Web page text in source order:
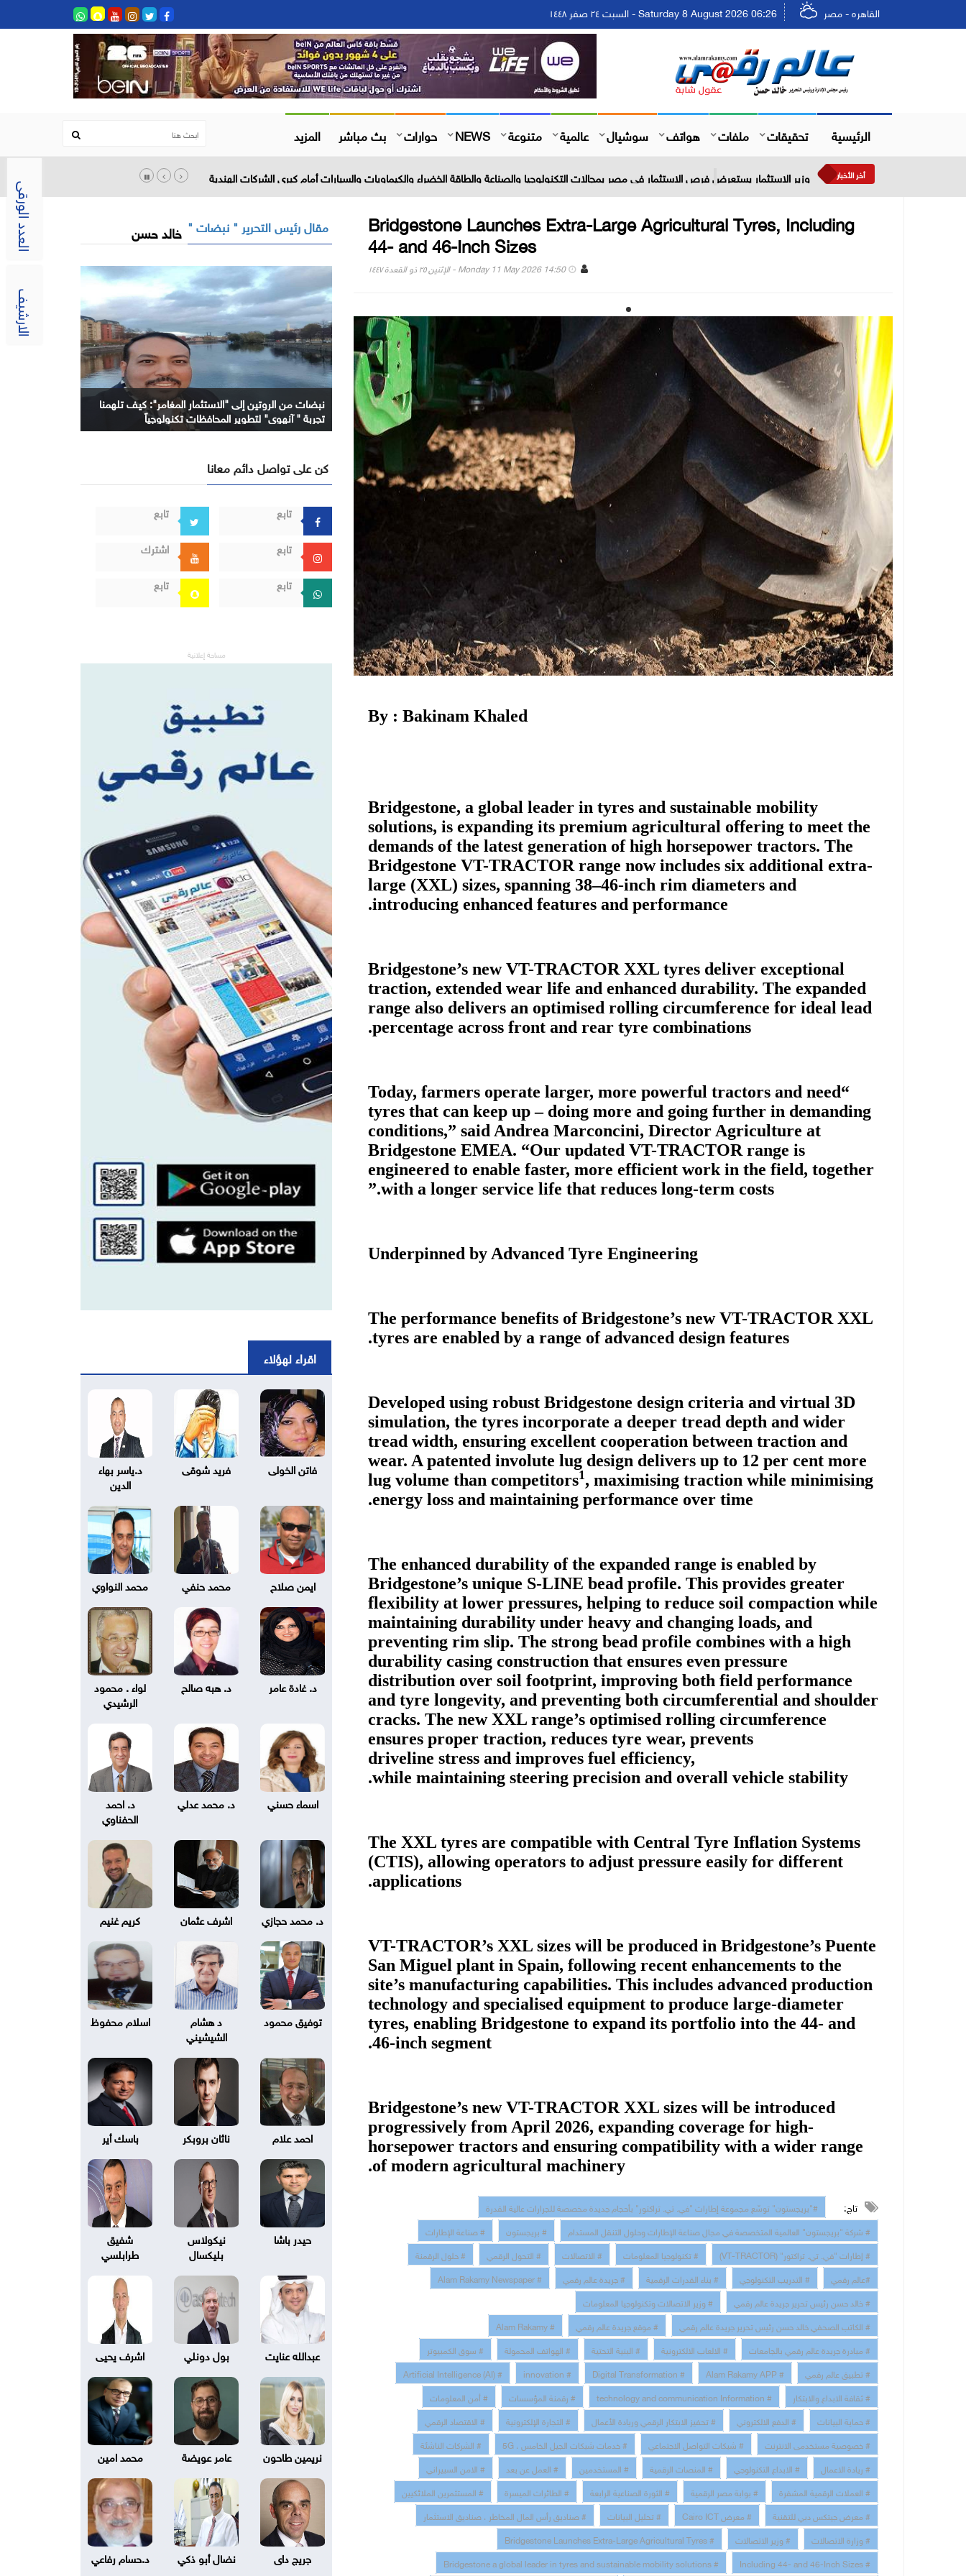
العدد الورقى
الارشيف
القاهره - مصر Saturday 8 August 2026 06:26 - السبت ٢٤ صفر ١٤٤٨
الرئيسية تحقيقات ملفات هواتف سوشيال عالمية متنوعة NEWS حوارات بث مباشر المزيد
أخر الأخبار وزير الاستثمار يستعرض فرص الاستثمار في مصر بمجالات التكنولوجيا والصناعة والطاقة الخضراء والكيماويات والسيارات أمام كبرى الشركات الهندية
Bridgestone Launches Extra-Large Agricultural Tyres, Including
44- and 46-Inch Sizes
Monday 11 May 2026 14:50 - الإثنين ٢٥ ذو القعدة ١٤٤٧
By : Bakinam Khaled
Bridgestone, a global leader in tyres and sustainable mobility
solutions, is expanding its premium agricultural offering to meet the
demands of the latest generation of high horsepower tractors. The
Bridgestone VT-TRACTOR range now includes six additional extra-
large (XXL) sizes, spanning 38–46-inch rim diameters and
introducing enhanced features and performance.
Bridgestone’s new VT-TRACTOR XXL tyres deliver exceptional
traction, extended wear life and enhanced durability. The expanded
range also delivers an optimised rolling circumference for ideal lead
percentage across front and rear tyre combinations.
“Today, farmers operate larger, more powerful tractors and need
tyres that can keep up – doing more and going further in demanding
conditions,” said Andrea Marconcini, Director Agriculture at
Bridgestone EMEA. “Our updated VT-TRACTOR range is
engineered to enable faster, more efficient work in the field, together
with a longer service life that reduces long-term costs.”
Underpinned by Advanced Tyre Engineering
The performance benefits of Bridgestone’s new VT-TRACTOR XXL
tyres are enabled by a range of advanced design features.
Developed using robust Bridgestone design criteria and virtual 3D
simulation, the tyres incorporate a deeper tread depth and wider
tread width, ensuring excellent cooperation between traction and
wear. A patented involute lug design delivers up to 12 per cent more
lug volume than competitors1, maximising traction while minimising
energy loss and maintaining performance over time.
The enhanced durability of the expanded range is enabled by
Bridgestone’s unique S-LINE bead profile. This provides greater
flexibility at lower pressures, helping to reduce soil compaction while
maintaining durability under heavy and changing loads, and
preventing rim slip. The strong bead profile combines with a high
durability casing construction that ensures even pressure
distribution over soil footprint, improving both field performance
and tyre longevity, and preventing both circumferential and shoulder
cracks. The new XXL range’s optimised rolling circumference
ensures proper traction, reduces tyre wear, prevents
driveline stress and improves fuel efficiency,
while maintaining steering precision and overall vehicle stability.
The XXL tyres are compatible with Central Tyre Inflation Systems
(CTIS), allowing operators to adjust pressure easily for different
applications.
VT-TRACTOR’s XXL sizes will be produced in Bridgestone’s Puente
San Miguel plant in Spain, following recent enhancements to the
site’s manufacturing capabilities. This includes advanced production
technology and specialised equipment to produce large-diameter
tyres, enabling Bridgestone to expand its portfolio into the 44- and
46-inch segment.
Bridgestone’s new VT-TRACTOR XXL sizes will be introduced
progressively from April 2026, expanding coverage for high-
horsepower tractors and ensuring compatibility with a wider range
of modern agricultural machinery.
تاج:
#"بريجستون" توسّع مجموعة إطارات "في. تي. تراكتور" بأحجام جديدة مخصصة للجرارات عالية القدرة
# شركة "بريجستون" العالمية المتخصصة في مجال صناعة الإطارات وحلول التنقل المستدام
# بريجستون
# صناعة الإطارات
# إطارات "في. تي. تراكتور" (VT-TRACTOR)
# تكنولوجيا المعلومات # الاتصالات # التحول الرقمي
# حلول الرقمنة
#عالم رقمي
# التدريب التكنولوجي # بناء القدرات الرقمية # جريدة عالم رقمي
# Alam Rakamy Newspaper
# خالد حسن رئيس تحرير جريدة عالم رقمي
# وزير الاتصالات وتكنولوجيا المعلومات
# الكاتب الصحفي خالد حسن رئيس تحرير جريدة عالم رقمي
# موقع جريدة عالم رقمي
# Alam Rakamy
# مبادرة جريدة عالم رقمي بالجامعات
# الالعاب الالكترونية # البنية التحتية # الهواتف المحمولة
# سوق الكمبيوتر
# تطبيق عالم رقمي
# Alam Rakamy APP
# Digital Transformation
# innovation
# Artificial Intelligence (AI)
# ثقافة الابداع والابتكار
# technology and communication Information # رقمنة المؤسسات
# أمن المعلومات
# حماية البيانات
# الدفع الالكتروني # تحفيز الابتكار الرقمي وريادة الأعمال # التجارة الإلكترونية
# الاقتصاد الرقمي
# خصوصية مستخدمى الانترنت
# شبكات التواصل الاجتماعي # خدمات شبكات الجيل الخامس ، 5G
# الشركات الناشئة
# ريادة الاعمال
# الابداع التكنولوجي # المنصات الرقمية # المستخدمين # العمل عن بعد
# الامن السبيراني
# العملات الرقمية المشفرة
# بوابة مصر الرقمية # الثورة الصناعية الرابعة # الطائرات الميسرة
# المستثمرين الملائكيين
# معرض جيتكس دبي للتقنية
# معرض Cairo ICT # تحليل البيانات
# صناديق رأس المال المخاطر ، صناديق الاستثمار
# وزارة الاتصالات
# وزير الاتصالات
# Bridgestone Launches Extra-Large Agricultural Tyres
# Including 44- and 46-Inch Sizes
# Bridgestone a global leader in tyres and sustainable mobility solutions
مقال رئيس التحرير " نبضات " خالد حسن
نبضات من الروتين إلى "الاستثمار المغامر": كيف تلهمنا
تجربة " آنهوي" لتطوير المحافظات تكنولوجياً
كن على تواصل دائم معانا
تابع
تابع
تابع
اشترك
تابع
تابع
مساحة إعلانية
اقراء لهؤلاء
فاتن الخولى فريد شوقى
د.ياسر بهاء
الدين
ايمن صلاح محمد حنفي محمد النواوي
د. غادة عامر د. هبه صالح
لواء . محمود
الرشيدي
اسماء حسني د. محمد عدلي
د. احمد
الحفناوي
د. محمد حجازي اشرف عثمان كريم غنيم
توفيق محمود
د هشام
الشيشيني
اسلام محفوظ
احمد علام ناثان بروبكر باسك أير
حيدر باشا
نيكولاس
بليكسال
شفيق
طرابلسي
عبدالله عنايت بول دونلي اشرف يحيى
نريمين طاحون عامر عويضة محمد امين
جريج داى نضال أبو ذكي د.حسام رفاعي